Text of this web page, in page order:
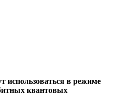
использоваться в режиме
квантовых